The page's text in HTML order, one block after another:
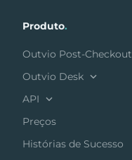
Produto.
Outvio Post-Checkout
Outvio Desk
API
Preços
Histórias de Sucesso